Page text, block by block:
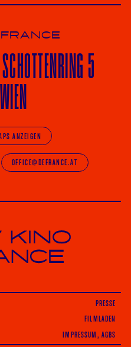
SCHOTTENRING 5
ANZEIGEN
OFFICE@DEFRANCE.AT
in Wien
PRESSE
FILMLADEN
IMPRESSUM, AGBS